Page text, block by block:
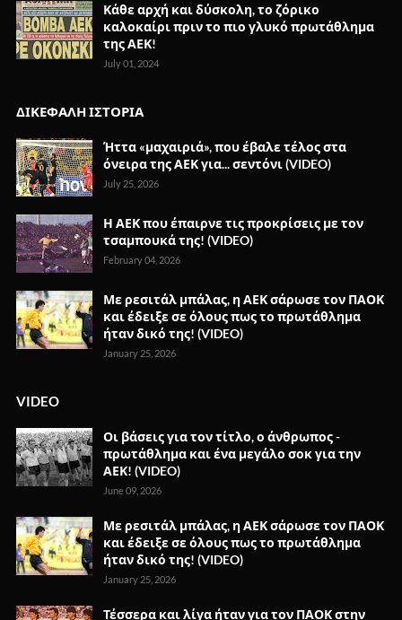
Κάθε αρχή και δύσκολη, το ζόρικο
καλοκαίρι πριν το πιο γλυκό πρωτάθλημα
της ΑΕΚ!
July 01, 2024
ΔΙΚΕΦΑΛΗ ΙΣΤΟΡΙΑ
Ήττα «μαχαιριά», που έβαλε τέλος στα
όνειρα της ΑΕΚ για... σεντόνι (VIDEO)
July 25, 2026
Η ΑΕΚ που έπαιρνε τις προκρίσεις με τον
τσαμπουκά της! (VIDEO)
February 04, 2026
Με ρεσιτάλ μπάλας, η ΑΕΚ σάρωσε τον ΠΑΟΚ
και έδειξε σε όλους πως το πρωτάθλημα
ήταν δικό της! (VIDEO)
January 25, 2026
VIDEO
Οι βάσεις για τον τίτλο, ο άνθρωπος -
πρωτάθλημα και ένα μεγάλο σοκ για την
ΑΕΚ! (VIDEO)
June 09, 2026
Με ρεσιτάλ μπάλας, η ΑΕΚ σάρωσε τον ΠΑΟΚ
και έδειξε σε όλους πως το πρωτάθλημα
ήταν δικό της! (VIDEO)
January 25, 2026
Τέσσερα και λίγα ήταν για τον ΠΑΟΚ στην